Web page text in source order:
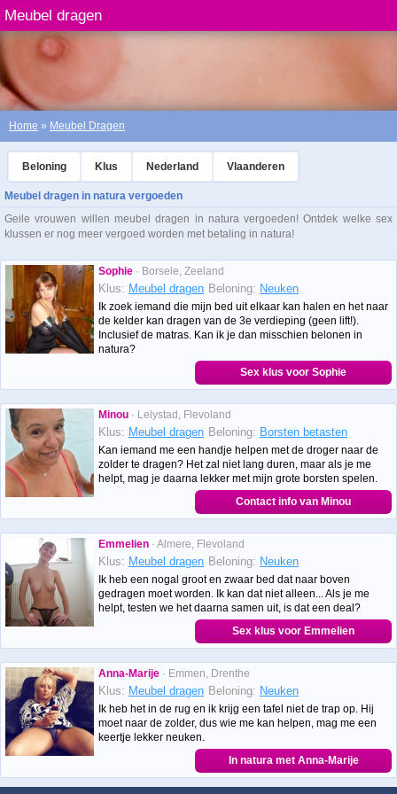
Meubel dragen
Home » Meubel Dragen
Beloning Klus Nederland Vlaanderen
Meubel dragen in natura vergoeden
Geile vrouwen willen meubel dragen in natura vergoeden! Ontdek welke sex
klussen er nog meer vergoed worden met betaling in natura!
Sophie · Borsele, Zeeland
Klus: Meubel dragen Beloning: Neuken
Ik zoek iemand die mijn bed uit elkaar kan halen en het naar
de kelder kan dragen van de 3e verdieping (geen lift!).
Inclusief de matras. Kan ik je dan misschien belonen in
natura?
Sex klus voor Sophie
Minou · Lelystad, Flevoland
Klus: Meubel dragen Beloning: Borsten betasten
Kan iemand me een handje helpen met de droger naar de
zolder te dragen? Het zal niet lang duren, maar als je me
helpt, mag je daarna lekker met mijn grote borsten spelen.
Contact info van Minou
Emmelien · Almere, Flevoland
Klus: Meubel dragen Beloning: Neuken
Ik heb een nogal groot en zwaar bed dat naar boven
gedragen moet worden. Ik kan dat niet alleen... Als je me
helpt, testen we het daarna samen uit, is dat een deal?
Sex klus voor Emmelien
Anna-Marije · Emmen, Drenthe
Klus: Meubel dragen Beloning: Neuken
Ik heb het in de rug en ik krijg een tafel niet de trap op. Hij
moet naar de zolder, dus wie me kan helpen, mag me een
keertje lekker neuken.
In natura met Anna-Marije